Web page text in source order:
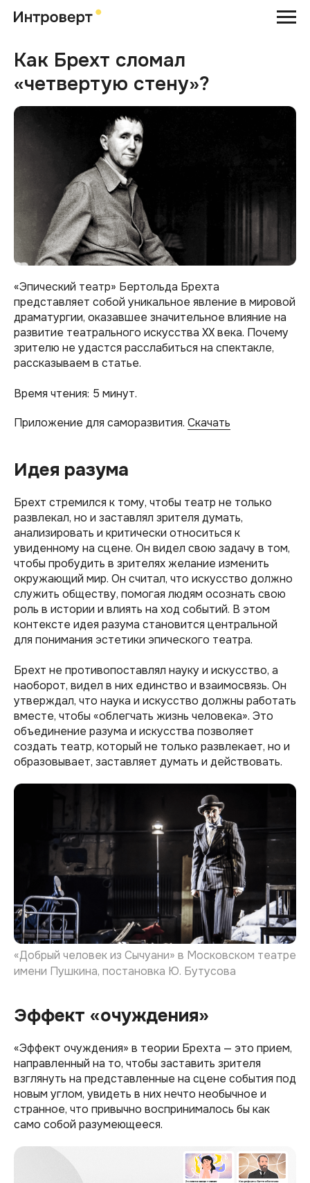
Как Брехт сломал
«четвертую стену»?
«Эпический театр» Бертольда Брехта
представляет собой уникальное явление в мировой
драматургии, оказавшее значительное влияние на
развитие театрального искусства XX века. Почему
зрителю не удастся расслабиться на спектакле,
рассказываем в статье.
Время чтения: 5 минут.
Приложение для саморазвития. Скачать
Идея разума
Брехт стремился к тому, чтобы театр не только
развлекал, но и заставлял зрителя думать,
анализировать и критически относиться к
увиденному на сцене. Он видел свою задачу в том,
чтобы пробудить в зрителях желание изменить
окружающий мир. Он считал, что искусство должно
служить обществу, помогая людям осознать свою
роль в истории и влиять на ход событий. В этом
контексте идея разума становится центральной
для понимания эстетики эпического театра.
Брехт не противопоставлял науку и искусство, а
наоборот, видел в них единство и взаимосвязь. Он
утверждал, что наука и искусство должны работать
вместе, чтобы «облегчать жизнь человека». Это
объединение разума и искусства позволяет
создать театр, который не только развлекает, но и
образовывает, заставляет думать и действовать.
«Добрый человек из Сычуани» в Московском театре
имени Пушкина, постановка Ю. Бутусова
Эффект «очуждения»
«Эффект очуждения» в теории Брехта — это прием,
направленный на то, чтобы заставить зрителя
взглянуть на представленные на сцене события под
новым углом, увидеть в них нечто необычное и
странное, что привычно воспринималось бы как
само собой разумеющееся.